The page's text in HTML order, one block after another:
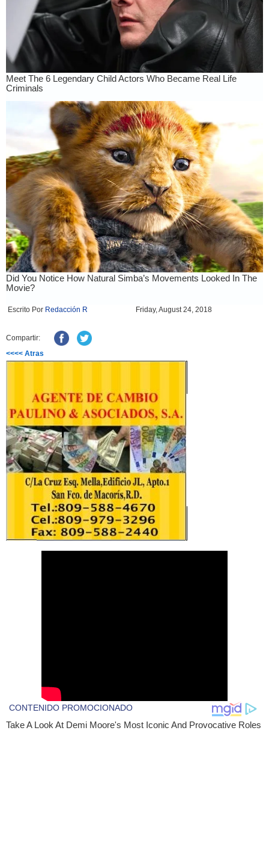
Escrito Por Redacción R Friday, August 24, 2018
Compartir:
<<<< Atras